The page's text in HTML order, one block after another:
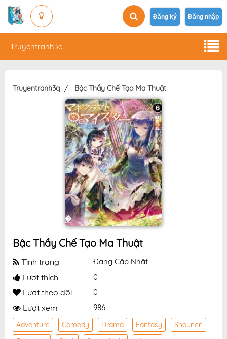
Đăng ký Đăng nhập
Truyentranh3q
Truyentranh3q Bậc Thầy Chế Tạo Ma Thuật
Bậc Thầy Chế Tạo Ma Thuật
Tình trạng Đang Cập Nhật
Lượt thích 0
Lượt theo dõi 0
Lượt xem 986
Adventure Comedy Drama Fantasy
Shounen